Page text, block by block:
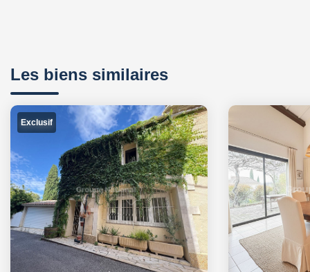
Les biens similaires
Exclusif